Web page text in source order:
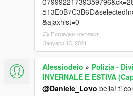
&ajaxhist=0
Погледни контекст
Јануари 13, 2021
Alessiodeio » Polizia -
INVERNALE E ESTIVA
@Daniele_Lovo bella! ti